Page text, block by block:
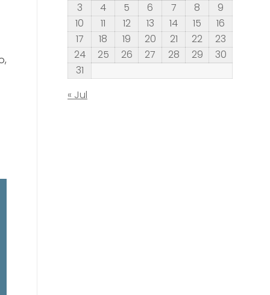
3
4 5 6 7 8
9
10
11 12 13 14 15
16
17
18 19 20 21 22
23
24
25 26 27 28 29
30
31
« Jul